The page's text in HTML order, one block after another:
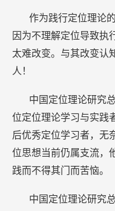
作为践行定位理论
因为不理解定位导致执
太难改变。与其改变认
人！
中国定位理论研究
位定位理论学习与实践
后优秀定位学习者，无
位思想当前仍属支流，
践而不得其门而苦恼。
中国定位理论研究